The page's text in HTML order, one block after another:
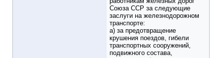
Союза ССР за следующие
заслуги на железнодорожном
транспорте:
а) за предотвращение
крушения поездов, гибели
транспортных сооружений,
подвижного состава,